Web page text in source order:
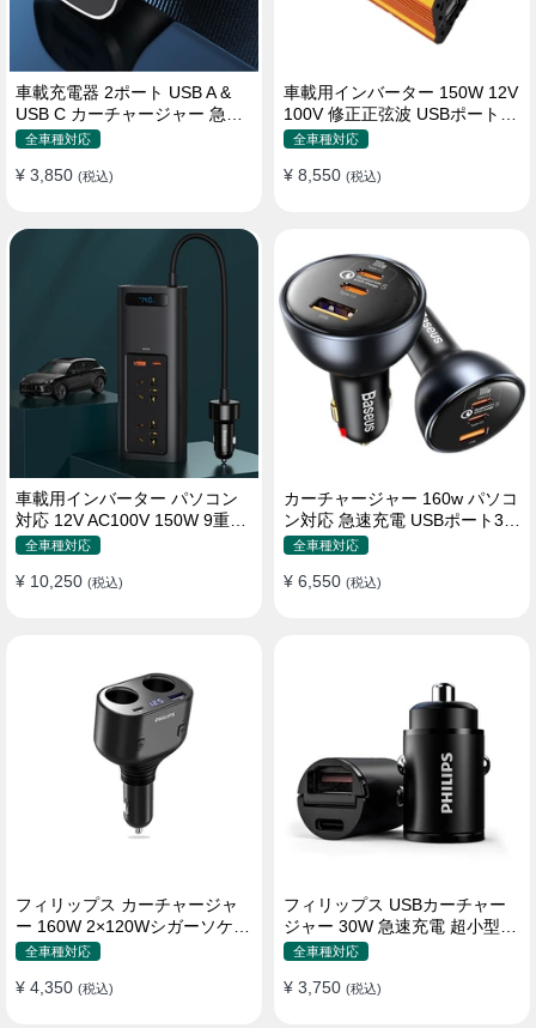
車載充電器 2ポート USB A &
USB C カーチャージャー 急速
充電USB [36W 12V-24V ]
全車種対応
¥ 3,850 (税込)
車載用インバーター 150W 12V
100V 修正正弦波 USBポート2
口 コンバーター 防災用品 チャ
全車種対応
¥ 8,550 (税込)
車載用インバーター パソコン
対応 12V AC100V 150W 9重保
護 ディスプレイ付き 静音タイ
全車種対応
¥ 10,250 (税込)
カーチャージャー 160w パソコ
ン対応 急速充電 USBポート3つ
Type-C シガーソケット
全車種対応
¥ 6,550 (税込)
フィリップス カーチャージャ
ー 160W 2×120Wシガーソケッ
ト おしゃれ
全車種対応
¥ 4,350 (税込)
フィリップス USBカーチャー
ジャー 30W 急速充電 超小型設
計 おしゃれ シガーソケット
全車種対応
¥ 3,750 (税込)